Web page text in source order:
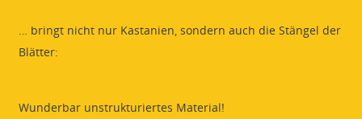
… bringt nicht nur Kastanien, sondern auch die Stängel der
Blätter:
Wunderbar unstrukturiertes Material!